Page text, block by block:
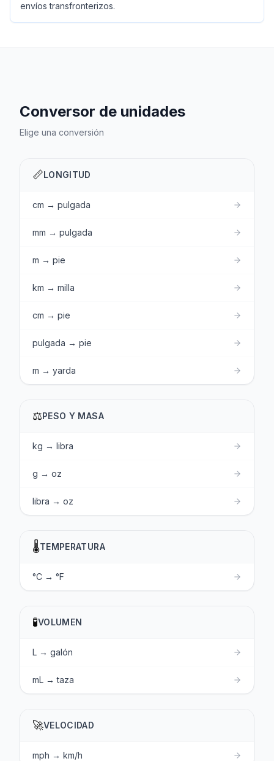
envíos transfronterizos.
Conversor de unidades
Elige una conversión
📏LONGITUD
cm → pulgada
mm → pulgada
m → pie
km → milla
cm → pie
pulgada → pie
m → yarda
⚖️PESO Y MASA
kg → libra
g → oz
libra → oz
🌡️TEMPERATURA
°C → °F
🧪VOLUMEN
L → galón
mL → taza
🚀VELOCIDAD
mph → km/h